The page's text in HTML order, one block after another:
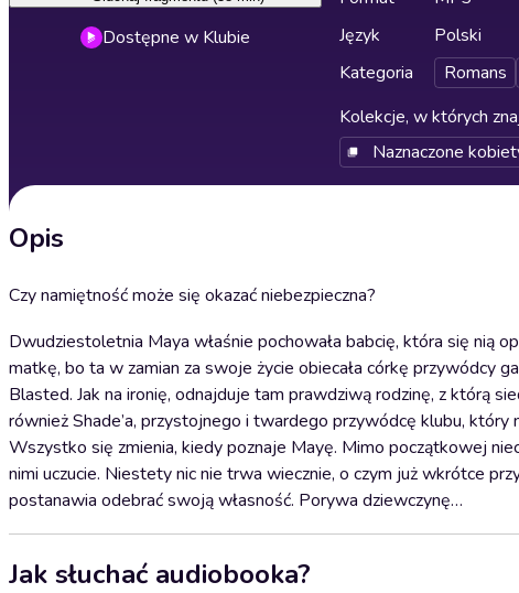
Dostępne w Klubie
Język
Polski
Kategoria
Romans
Kolekcje, w których
Naznaczone
Opis
Czy namiętność może się okazać niebezpieczna?
Dwudziestoletnia Maya właśnie pochowała babcię, która się nią
matkę, bo ta w zamian za swoje życie obiecała córkę przywódcy
Blasted. Jak na ironię, odnajduje tam prawdziwą rodzinę, z którą
również Shade’a, przystojnego i twardego przywódcę klubu,
Wszystko się zmienia, kiedy poznaje Mayę. Mimo początkowej
nimi uczucie. Niestety nic nie trwa wiecznie, o czym już wkrótce
postanawia odebrać swoją własność. Porywa dziewczynę…
Jak słuchać audiobooka?